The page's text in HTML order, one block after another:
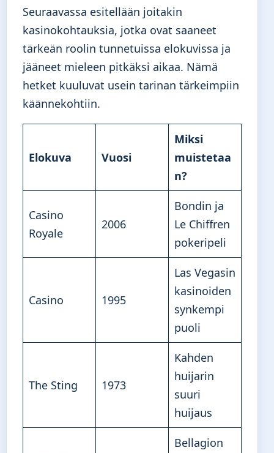
Seuraavassa esitellään joitakin
kasinokohtauksia, jotka ovat saaneet
tärkeän roolin tunnetuissa elokuvissa ja
jääneet mieleen pitkäksi aikaa. Nämä
hetket kuuluvat usein tarinan tärkeimpiin
käännekohtiin.
Elokuva Vuosi
Miksi
muistetaa
n?
Casino
Royale
2006
Bondin ja
Le Chiffren
pokeripeli
Casino 1995
Las Vegasin
kasinoiden
synkempi
puoli
The Sting 1973
Kahden
huijarin
suuri
huijaus
Bellagion